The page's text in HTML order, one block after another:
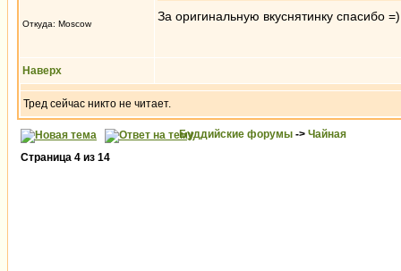
Откуда: Moscow
За оригинальную вкуснятинку спасибо =)
Наверх
Тред сейчас никто не читает.
Буддийские форумы -> Чайная
Страница 4 из 14